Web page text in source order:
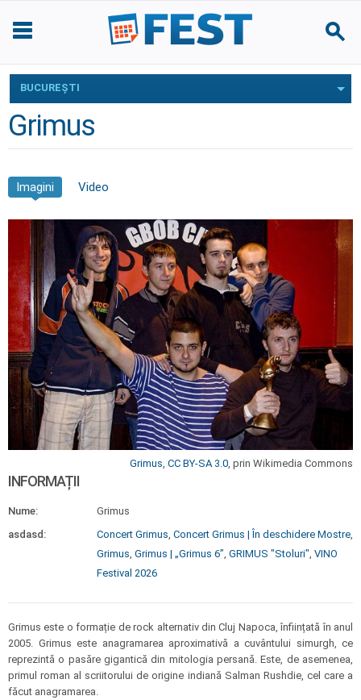
BUCUREŞTI
Grimus
Imagini Video
Grimus, CC BY-SA 3.0, prin Wikimedia Commons
INFORMAȚII
Nume:
Grimus
asdasd:
Concert Grimus, Concert Grimus | În deschidere Mostre,
Grimus, Grimus | „Grimus 6”, GRIMUS "Stoluri", VINO
Festival 2026
Grimus este o formație de rock alternativ din Cluj Napoca, înființată în anul
2005. Grimus este anagramarea aproximativă a cuvântului simurgh, ce
reprezintă o pasăre gigantică din mitologia persană. Este, de asemenea,
primul roman al scriitorului de origine indiană Salman Rushdie, cel care a
făcut anagramarea.